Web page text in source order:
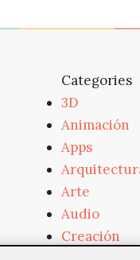
Categories
3D
Animación
Apps
Arte
Audio
Creación